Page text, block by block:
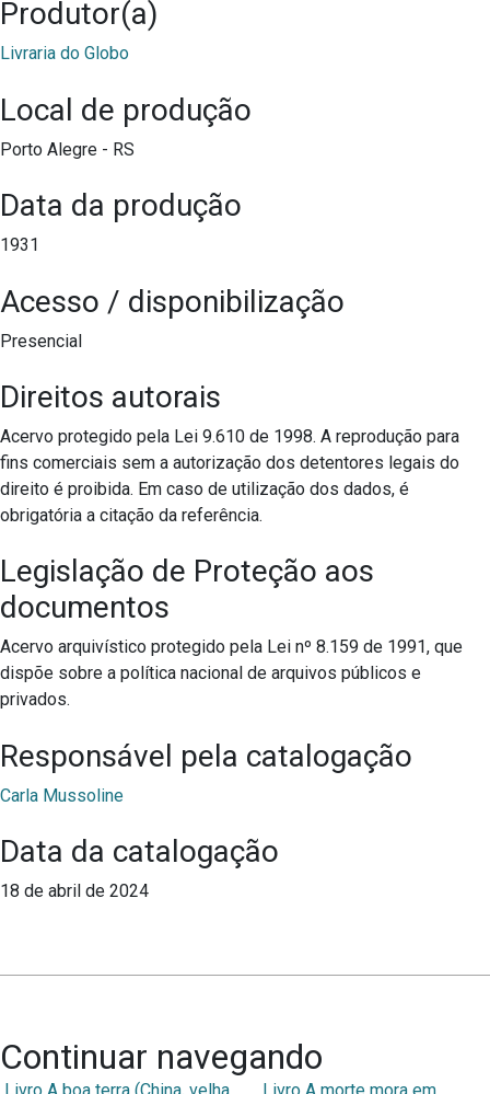
Produtor(a)
Livraria do Globo
Local de produção
Porto Alegre - RS
Data da produção
1931
Acesso / disponibilização
Presencial
Direitos autorais
Acervo protegido pela Lei 9.610 de 1998. A reprodução para
fins comerciais sem a autorização dos detentores legais do
direito é proibida. Em caso de utilização dos dados, é
obrigatória a citação da referência.
Legislação de Proteção aos
documentos
Acervo arquivístico protegido pela Lei nº 8.159 de 1991, que
dispõe sobre a política nacional de arquivos públicos e
privados.
Responsável pela catalogação
Carla Mussoline
Data da catalogação
18 de abril de 2024
Continuar navegando
Livro A boa terra (China, velha
Livro A morte mora em